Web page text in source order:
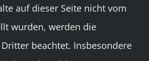
auf dieser Seite nicht vom
wurden, werden die
beachtet. Insbesondere